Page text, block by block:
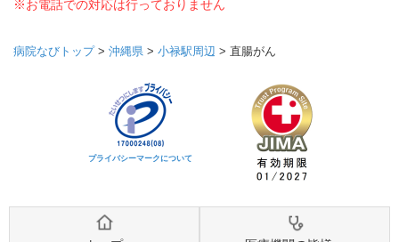
※お電話での対応は行っておりません
病院なびトップ> 沖縄県 > 小禄駅周辺 > 直腸がん
プライバシーマークについて